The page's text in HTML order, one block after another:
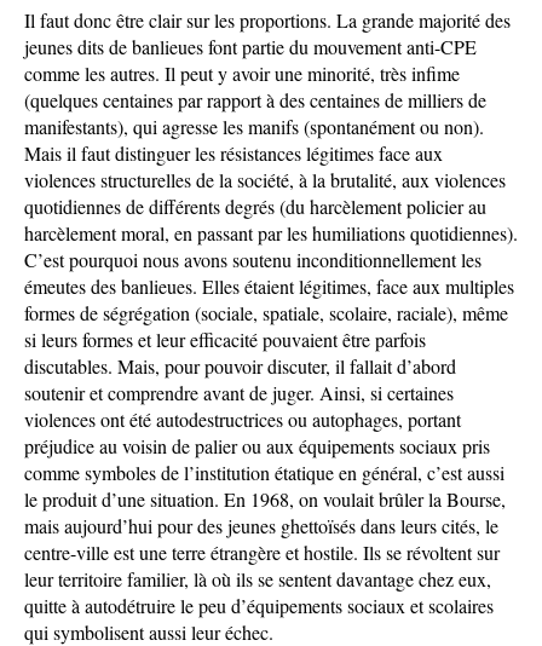
Il faut donc être clair sur les proportions. La grande majorité des
jeunes dits de banlieues font partie du mouvement anti-CPE
comme les autres. Il peut y avoir une minorité, très infime
(quelques centaines par rapport à des centaines de milliers de
manifestants), qui agresse les manifs (spontanément ou non).
Mais il faut distinguer les résistances légitimes face aux
violences structurelles de la société, à la brutalité, aux violences
quotidiennes de différents degrés (du harcèlement policier au
harcèlement moral, en passant par les humiliations quotidiennes).
C’est pourquoi nous avons soutenu inconditionnellement les
émeutes des banlieues. Elles étaient légitimes, face aux multiples
formes de ségrégation (sociale, spatiale, scolaire, raciale), même
si leurs formes et leur efficacité pouvaient être parfois
discutables. Mais, pour pouvoir discuter, il fallait d’abord
soutenir et comprendre avant de juger. Ainsi, si certaines
violences ont été autodestructrices ou autophages, portant
préjudice au voisin de palier ou aux équipements sociaux pris
comme symboles de l’institution étatique en général, c’est aussi
le produit d’une situation. En 1968, on voulait brûler la Bourse,
mais aujourd’hui pour des jeunes ghettoïsés dans leurs cités, le
centre-ville est une terre étrangère et hostile. Ils se révoltent sur
leur territoire familier, là où ils se sentent davantage chez eux,
quitte à autodétruire le peu d’équipements sociaux et scolaires
qui symbolisent aussi leur échec.